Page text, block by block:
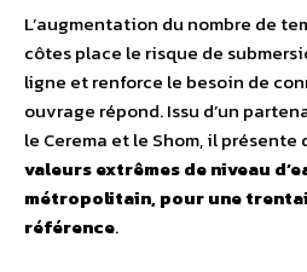
L’augmentation du nombre de
côtes place le risque de
ligne et renforce le besoin de
ouvrage répond. Issu d’un
le Cerema et le Shom, il présente
valeurs extrêmes de niveau
métropolitain, pour une
référence.